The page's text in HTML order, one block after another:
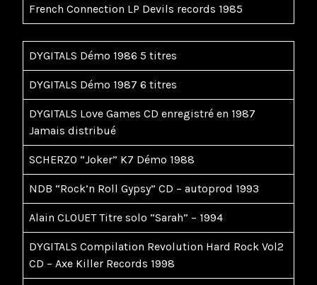
French Connection LP Devils records 1985
DYGITALS Démo 1986 5 titres
DYGITALS Démo 1987 6 titres
DYGITALS Love Games CD enregistré en 1987
Jamais distribué
SCHERZO “Joker” K7 Démo 1988
NDB “Rock’n Roll Gypsy” CD – autoprod 1993
Alain CLOUET Titre solo “Sarah” – 1994
DYGITALS Compilation Revolution Hard Rock Vol2
CD – Axe Killer Records 1998